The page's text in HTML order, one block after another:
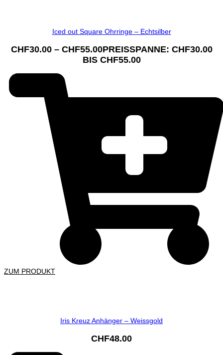
Iced out Square Ohrringe – Echtsilber
CHF30.00 – CHF55.00PREISSPANNE: CHF30.00
BIS CHF55.00
ZUM PRODUKT
Iris Kreuz Anhänger – Weissgold
CHF48.00